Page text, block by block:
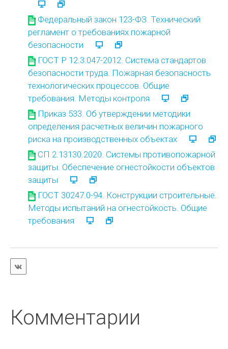
Федеральный закон 123-ФЗ. Технический
регламент о требованиях пожарной
безопасности
ГОСТ Р 12.3.047-2012. Система стандартов
безопасности труда. Пожарная безопасность
технологических процессов. Общие
требования. Методы контроля
Приказ 533. Об утверждении методики
определения расчетных величин пожарного
риска на производственных объектах
СП 2.13130.2020. Системы противопожарной
защиты. Обеспечение огнестойкости объектов
защиты
ГОСТ 30247.0-94. Конструкции строительные.
Методы испытаний на огнестойкость. Общие
требования
Комментарии